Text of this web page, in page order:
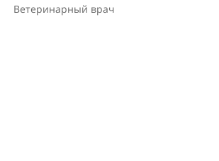
Ветеринарный врач